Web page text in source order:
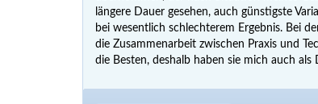
längere Dauer gesehen, auch günstigste
bei wesentlich schlechterem Ergebnis. Bei
die Zusammenarbeit zwischen Praxis und
die Besten, deshalb haben sie mich auch